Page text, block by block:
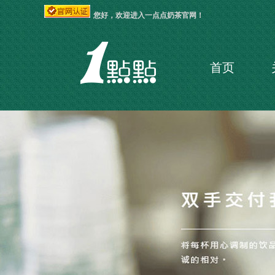
您好，欢迎进入一点点奶茶官网！
首页